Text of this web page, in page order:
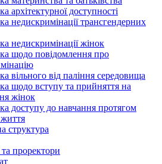
архітектурної доступності
недискримінації трансгендерних
недискримінації жінок
щодо повідомлення про
вільного від паління середовища
щодо вступу та прийняття на
жінок
доступу до навчання протягом
структура
проректори